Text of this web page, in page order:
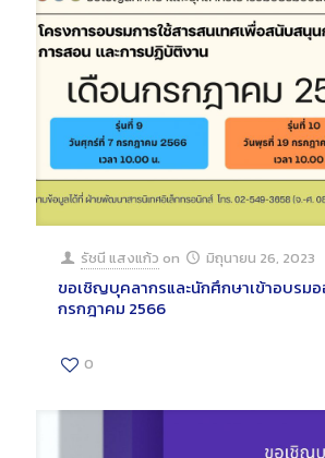
รัชนี แสงแก้ว on มิถุนายน 26, 2023
ขอเชิญบุคลากรและนักศึกษาเข้าอบรมอ
กรกฎาคม 2566
0